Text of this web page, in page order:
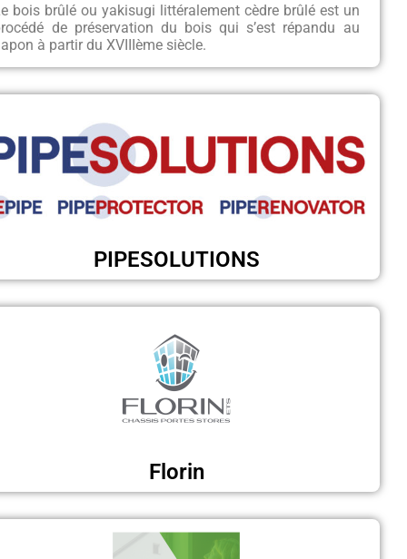
bois brûlé ou yakisugi littéralement cèdre brûlé est un
de préservation du bois qui s’est répandu au
à partir du XVIIIème siècle.
PIPESOLUTIONS
Florin